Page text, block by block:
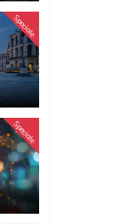
Speciale
Speciale